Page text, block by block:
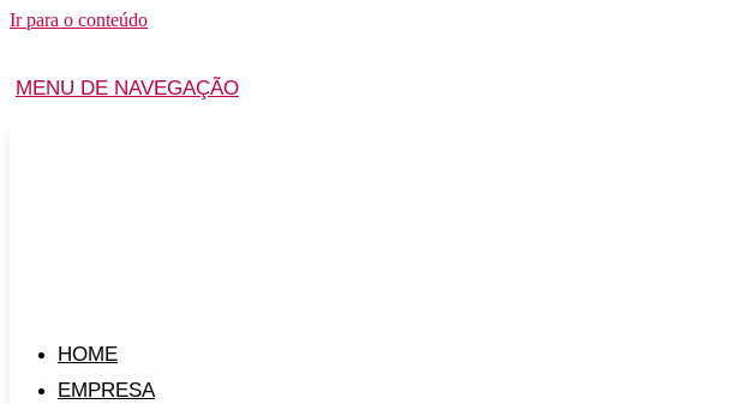
Ir para o conteúdo
MENU DE NAVEGAÇÃO
HOME
EMPRESA